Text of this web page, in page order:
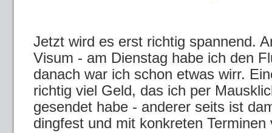
Jetzt wird es erst richtig spannend.
Visum - am Dienstag habe ich den
danach war ich schon etwas wirr.
richtig viel Geld, das ich per
gesendet habe - anderer seits ist
dingfest und mit konkreten Terminen